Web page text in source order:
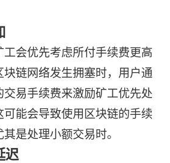
会优先考虑所付手续费更高
链网络发生拥塞时，用户通
易手续费来激励矿工优先处
能会导致使用区块链的手续
是处理小额交易时。
迟